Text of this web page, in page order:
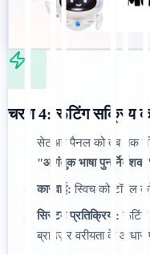
चरण 4: रूटिंग सक्रिय
•
सेटअप पैनल को तब तक
"आगंतुक भाषा पुनर्निर्देशक"
• कार्रवाई: स्विच को टॉगल
• सिस्टम प्रतिक्रिया:
ब्राउज़र वरीयता के आधार